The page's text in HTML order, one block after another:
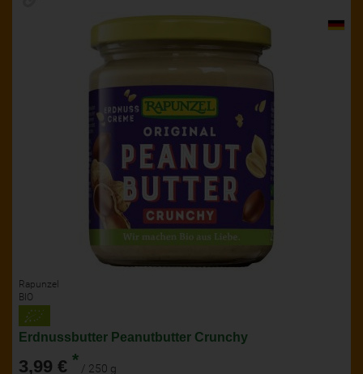
Rapunzel
BIO
Erdnussbutter Peanutbutter Crunchy
3,99 € * / 250 g